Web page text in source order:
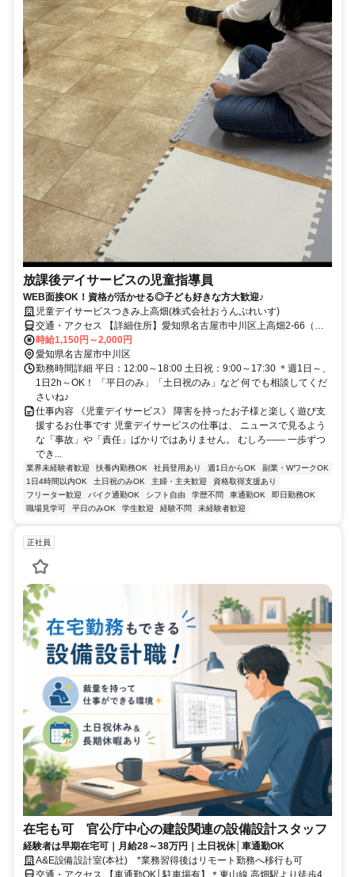
放課後デイサービスの児童指導員
WEB面接OK！資格が活かせる◎子ども好きな方大歓迎♪
児童デイサービスつきみ上高畑(株式会社おうんぷれいす)
交通・アクセス 【詳細住所】愛知県名古屋市中川区上高畑2-66（八
田駅から徒歩3分※車通勤OK）
時給1,150円～2,000円
愛知県名古屋市中川区
勤務時間詳細 平日：12:00～18:00 土日祝：9:00～17:30 ＊週1日～、
1日2h～OK！ 「平日のみ」「土日祝のみ」など 何でも相談してくだ
さいね♪
仕事内容 《児童デイサービス》 障害を持ったお子様と楽しく遊び支
援するお仕事です 児童デイサービスの仕事は、 ニュースで見るよう
な「事故」や「責任」ばかりではありません。 むしろ―― 一歩ずつ
でき...
業界未経験者歓迎 扶養内勤務OK 社員登用あり 週1日からOK
副業・WワークOK
1日4時間以内OK
土日祝のみOK 主婦・主夫歓迎
資格取得支援あり
フリーター歓迎
バイク通勤OK シフト自由 学歴不問 車通勤OK
即日勤務OK
職場見学可
平日のみOK 学生歓迎 経験不問 未経験者歓迎
正社員
在宅も可 官公庁中心の建設関連の設備設計スタッフ
経験者は早期在宅可｜月給28～38万円｜土日祝休│車通勤OK
A&E設備設計室(本社) *業務習得後はリモート勤務へ移行も可
交通・アクセス 【車通勤OK│駐車場有】＊東山線 高畑駅より徒歩4分